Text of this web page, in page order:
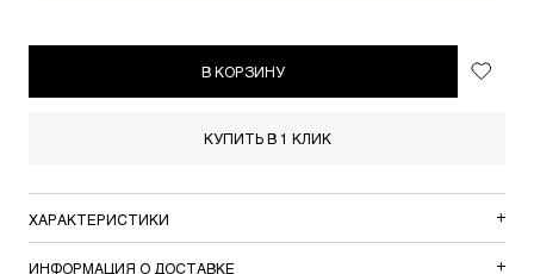
В КОРЗИНУ
КУПИТЬ В 1 КЛИК
ХАРАКТЕРИСТИКИ
ИНФОРМАЦИЯ О ДОСТАВКЕ